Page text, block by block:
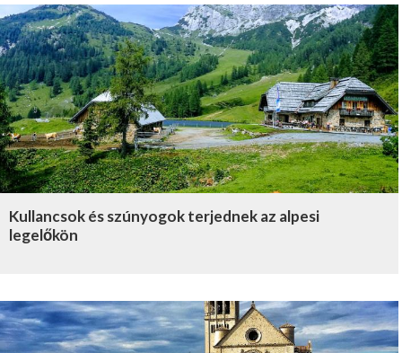
Kullancsok és szúnyogok terjednek az alpesi
legelőkön